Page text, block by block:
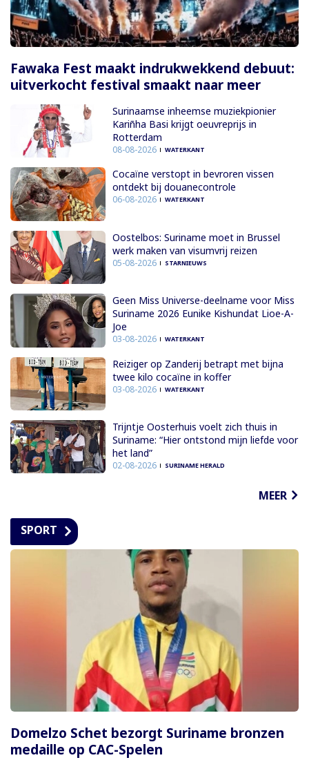
Fawaka Fest maakt indrukwekkend debuut:
uitverkocht festival smaakt naar meer
Surinaamse inheemse muziekpionier
Kariñha Basi krijgt oeuvreprijs in
Rotterdam
08-08-2026 WATERKANT
Cocaïne verstopt in bevroren vissen
ontdekt bij douanecontrole
06-08-2026 WATERKANT
Oostelbos: Suriname moet in Brussel
werk maken van visumvrij reizen
05-08-2026 STARNIEUWS
Geen Miss Universe-deelname voor Miss
Suriname 2026 Eunike Kishundat Lioe-A-
Joe
03-08-2026 WATERKANT
Reiziger op Zanderij betrapt met bijna
twee kilo cocaïne in koffer
03-08-2026 WATERKANT
Trijntje Oosterhuis voelt zich thuis in
Suriname: “Hier ontstond mijn liefde voor
het land”
02-08-2026 SURINAME HERALD
MEER
SPORT
Domelzo Schet bezorgt Suriname bronzen
medaille op CAC-Spelen